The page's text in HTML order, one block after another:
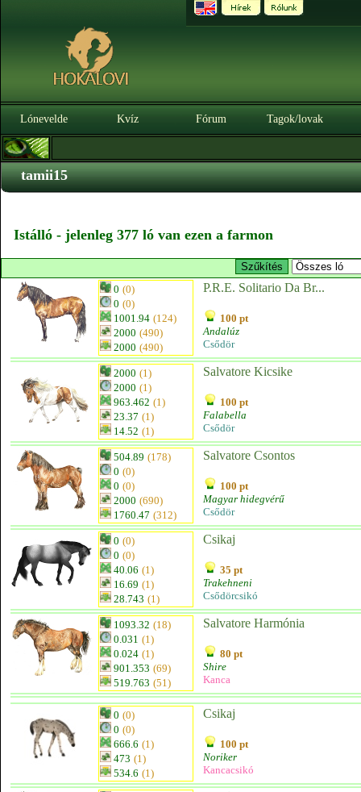
Lónevelde Kvíz Fórum Tagok/lovak
tamii15
Istálló - jelenleg 377 ló van ezen a farmon
0 (0)
0 (0)
1001.94 (124)
2000 (490)
2000 (490)
P.R.E. Solitario Da Br...
100 pt
Andalúz
Csődör
2000 (1)
2000 (1)
963.462 (1)
23.37 (1)
14.52 (1)
Salvatore Kicsike
100 pt
Falabella
Csődör
504.89 (178)
0 (0)
0 (0)
2000 (690)
1760.47 (312)
Salvatore Csontos
100 pt
Magyar hidegvérű
Csődör
0 (0)
0 (0)
40.06 (1)
16.69 (1)
28.743 (1)
Csikaj
35 pt
Trakehneni
Csődörcsikó
1093.32 (18)
0.031 (1)
0.024 (1)
901.353 (69)
519.763 (51)
Salvatore Harmónia
80 pt
Shire
Kanca
0 (0)
0 (0)
666.6 (1)
473 (1)
534.6 (1)
Csikaj
100 pt
Noriker
Kancacsikó